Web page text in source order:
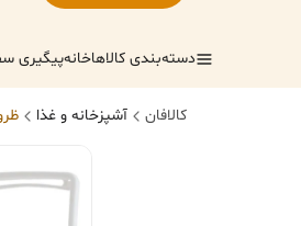
دسته‌بندی کالاهاخانهپیگیری
کالافان آشپزخانه و غذا